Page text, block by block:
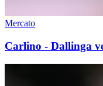
Mercato
Carlino - Dallinga